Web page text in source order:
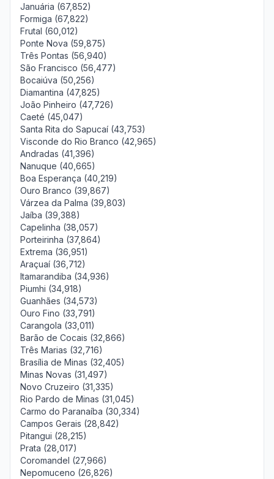
Januária (67,852)
Formiga (67,822)
Frutal (60,012)
Ponte Nova (59,875)
Três Pontas (56,940)
São Francisco (56,477)
Bocaiúva (50,256)
Diamantina (47,825)
João Pinheiro (47,726)
Caeté (45,047)
Santa Rita do Sapucaí (43,753)
Visconde do Rio Branco (42,965)
Andradas (41,396)
Nanuque (40,665)
Boa Esperança (40,219)
Ouro Branco (39,867)
Várzea da Palma (39,803)
Jaíba (39,388)
Capelinha (38,057)
Porteirinha (37,864)
Extrema (36,951)
Araçuaí (36,712)
Itamarandiba (34,936)
Piumhi (34,918)
Guanhães (34,573)
Ouro Fino (33,791)
Carangola (33,011)
Barão de Cocais (32,866)
Três Marias (32,716)
Brasília de Minas (32,405)
Minas Novas (31,497)
Novo Cruzeiro (31,335)
Rio Pardo de Minas (31,045)
Carmo do Paranaíba (30,334)
Campos Gerais (28,842)
Pitangui (28,215)
Prata (28,017)
Coromandel (27,966)
Nepomuceno (26,826)